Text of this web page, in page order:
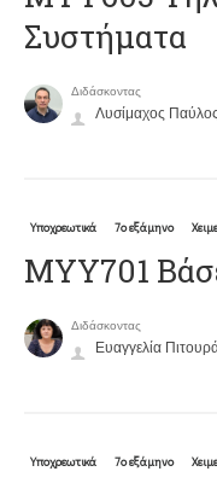
Συστήματα
Διδάσκοντας
Λυσίμαχος
Υποχρεωτικά 7ο εξάμηνο
ΜΥΥ701
Διδάσκοντας
Ευαγγελία
Υποχρεωτικά 7ο εξάμηνο